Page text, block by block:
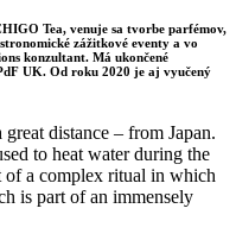
Tea, venuje sa tvorbe parfémov,
zážitkové eventy a vo
konzultant. Má ukončené
UK. Od roku 2020 je aj vyučený
distance – from Japan.
to heat water during the
of a complex ritual in which
is part of an immensely